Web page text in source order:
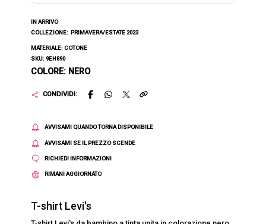
IN ARRIVO
COLLEZIONE: PRIMAVERA/ESTATE 2023
MATERIALE: COTONE
SKU: 9EH890
COLORE: NERO
CONDIVIDI:
AVVISAMI QUANDO TORNA DISPONIBILE
AVVISAMI SE IL PREZZO SCENDE
RICHIEDI INFORMAZIONI
RIMANI AGGIORNATO
T-shirt Levi's